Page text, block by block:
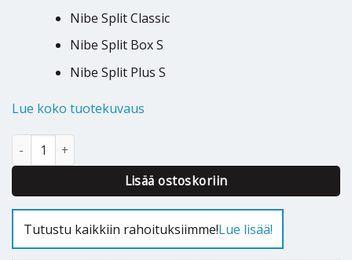
Nibe Split Classic
Nibe Split Box S
Nibe Split Plus S
Lue koko tuotekuvaus
Langaton sisäanturi Nibe CDS 10 MyUplink määrä
Lisää ostoskoriin
Alternative:
Tutustu kaikkiin rahoituksiimme!Lue lisää!